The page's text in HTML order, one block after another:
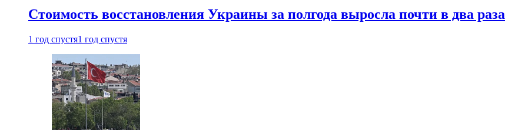
Стоимость восстановления Украины за полгода выросла почти в два раза
1 год спустя1 год спустя